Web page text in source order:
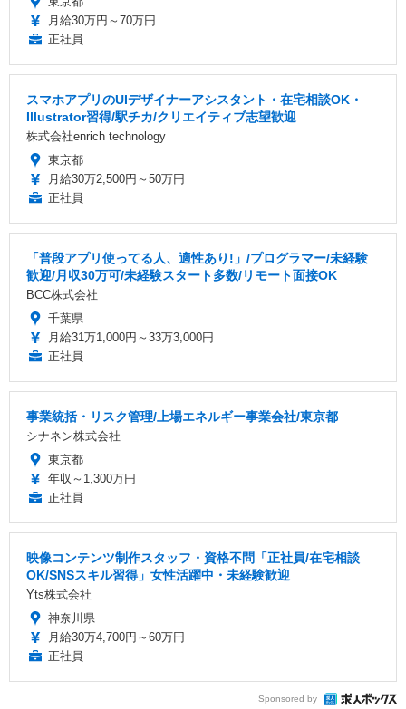
月給30万円～70万円
正社員
スマホアプリのUIデザイナーアシスタント・在宅相談OK・
Illustrator習得/駅チカ/クリエイティブ志望歓迎
株式会社enrich technology
東京都
月給30万2,500円～50万円
正社員
「普段アプリ使ってる人、適性あり!」/プログラマー/未経験
歓迎/月収30万可/未経験スタート多数/リモート面接OK
BCC株式会社
千葉県
月給31万1,000円～33万3,000円
正社員
事業統括・リスク管理/上場エネルギー事業会社/東京都
シナネン株式会社
東京都
年収～1,300万円
正社員
映像コンテンツ制作スタッフ・資格不問「正社員/在宅相談
OK/SNSスキル習得」女性活躍中・未経験歓迎
Yts株式会社
神奈川県
月給30万4,700円～60万円
正社員
Sponsored by